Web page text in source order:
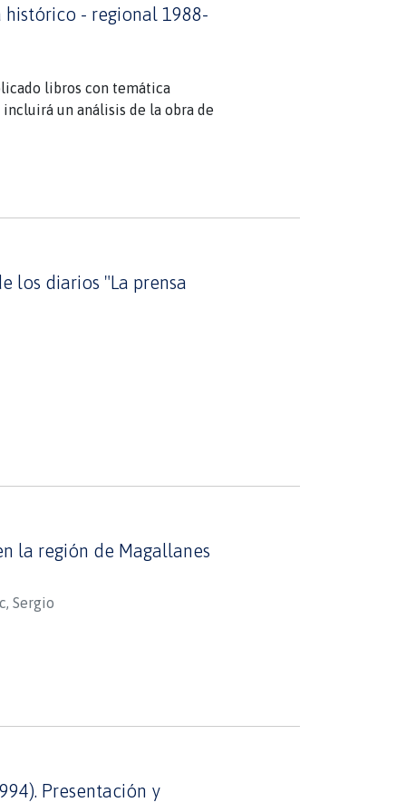
que uno de
nuestra
- regional 1988-
libros con temática
un análisis de la obra de
"Historia de la literatura de
No 16 de Puerto
de Magallanes (UMAG).
biográfica, todos los libros
los diarios "La prensa
la región de Magallanes
Sergio
Presentación y